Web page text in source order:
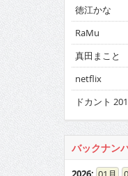
徳江かな
RaMu
真田まこと
netflix
ドカント
バックナン